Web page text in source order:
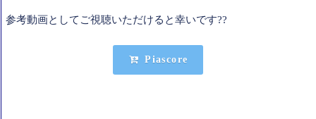
参考動画としてご視聴いただけると幸いです??
Piascore